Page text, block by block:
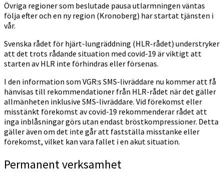
Övriga regioner som beslutade pausa utlarmningen väntas
följa efter och en ny region (Kronoberg) har startat tjänsten i
vår.
Svenska rådet för hjärt-lungräddning (HLR-rådet) understryker
att det trots rådande situation med covid-19 är viktigt att
starten av HLR inte förhindras eller försenas.
I den information som VGR:s SMS-livräddare nu kommer att få
hänvisas till rekommendationer från HLR-rådet när det gäller
allmänheten inklusive SMS-livräddare. Vid förekomst eller
misstänkt förekomst av covid-19 rekommenderar rådet att
inga inblåsningar görs utan endast bröstkompressioner. Detta
gäller även om det inte går att fastställa misstanke eller
förekomst, vilket kan vara fallet i en akut situation.
Permanent verksamhet